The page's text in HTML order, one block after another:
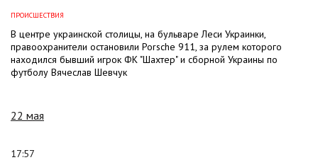
ПРОИСШЕСТВИЯ
В центре украинской столицы, на бульваре Леси Украинки,
правоохранители остановили Porsche 911, за рулем которого
находился бывший игрок ФК "Шахтер" и сборной Украины по
футболу Вячеслав Шевчук
22 мая
17:57